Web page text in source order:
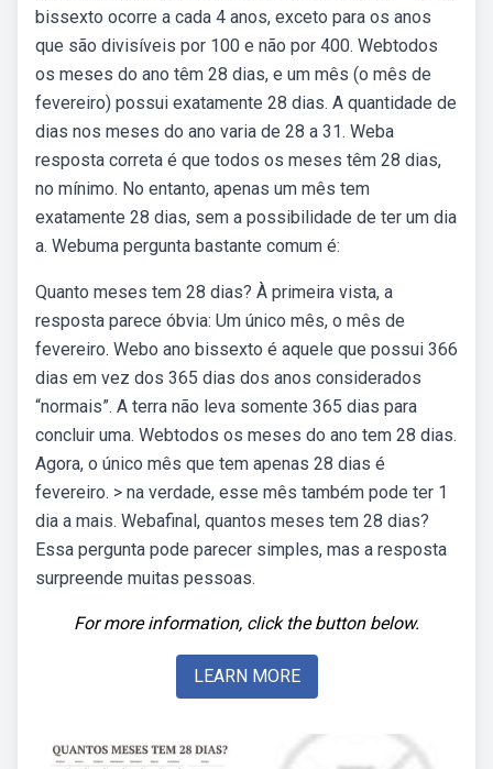
bissexto ocorre a cada 4 anos, exceto para os anos
que são divisíveis por 100 e não por 400. Webtodos
os meses do ano têm 28 dias, e um mês (o mês de
fevereiro) possui exatamente 28 dias. A quantidade de
dias nos meses do ano varia de 28 a 31. Weba
resposta correta é que todos os meses têm 28 dias,
no mínimo. No entanto, apenas um mês tem
exatamente 28 dias, sem a possibilidade de ter um dia
a. Webuma pergunta bastante comum é:
Quanto meses tem 28 dias? À primeira vista, a
resposta parece óbvia: Um único mês, o mês de
fevereiro. Webo ano bissexto é aquele que possui 366
dias em vez dos 365 dias dos anos considerados
“normais”. A terra não leva somente 365 dias para
concluir uma. Webtodos os meses do ano tem 28 dias.
Agora, o único mês que tem apenas 28 dias é
fevereiro. > na verdade, esse mês também pode ter 1
dia a mais. Webafinal, quantos meses tem 28 dias?
Essa pergunta pode parecer simples, mas a resposta
surpreende muitas pessoas.
For more information, click the button below.
LEARN MORE